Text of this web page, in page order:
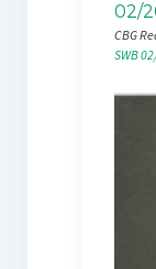
02/
CBG
SWB